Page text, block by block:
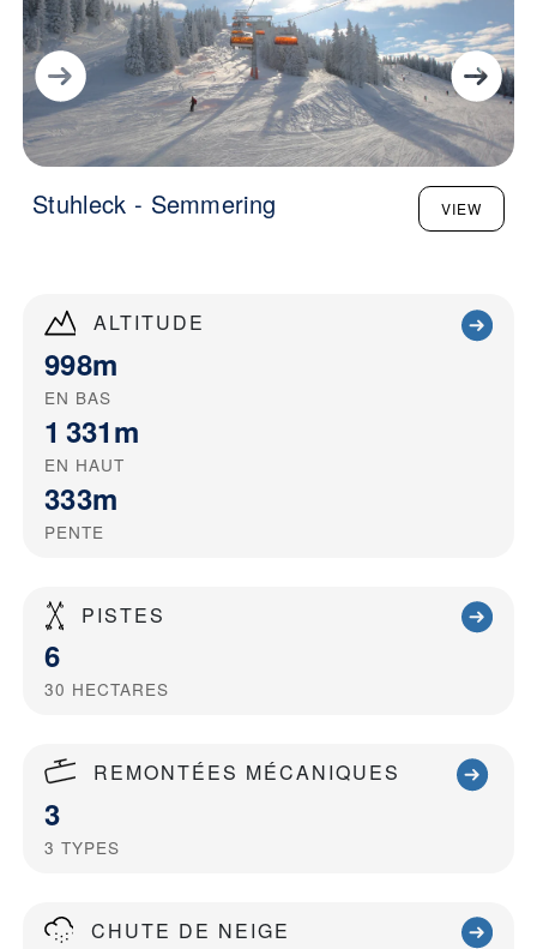
ALTITUDE
998m
EN BAS
1 331m
EN HAUT
333m
PENTE
PISTES
6
30 HECTARES
REMONTÉES MÉCANIQUES
3
3 TYPES
CHUTE DE NEIGE
Stuhleck - Semmering VIEW